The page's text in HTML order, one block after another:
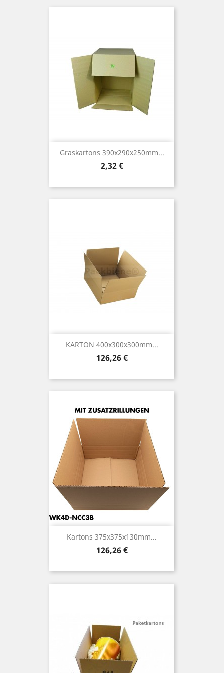
Graskartons 390x290x250mm...
Preis
2,32 €
KARTON 400x300x300mm...
Preis
126,26 €
Kartons 375x375x130mm...
Preis
126,26 €